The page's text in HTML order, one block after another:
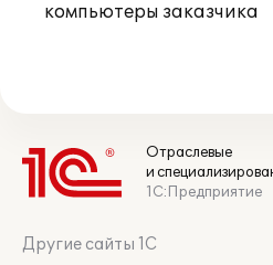
компьютеры заказчика
Отраслевые
и
1С:Предприятие
Другие сайты 1С